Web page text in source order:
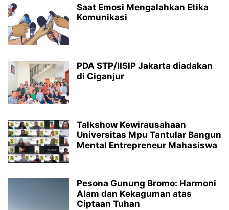
Saat Emosi Mengalahkan Etika
Komunikasi
PDA STP/IISIP Jakarta diadakan
di Ciganjur
Talkshow Kewirausahaan
Universitas Mpu Tantular Bangun
Mental Entrepreneur Mahasiswa
Pesona Gunung Bromo: Harmoni
Alam dan Kekaguman atas
Ciptaan Tuhan